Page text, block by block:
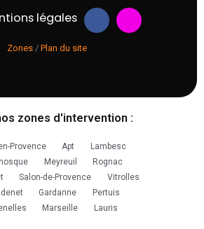
légales
F
k
I
a
m
Zones / Plan du site
zones d'intervention :
Provence Apt
Lambesc
Meyreuil
Rognac
Salon-de-Provence
Vitrolles
Gardanne
Pertuis
Marseille Lauris